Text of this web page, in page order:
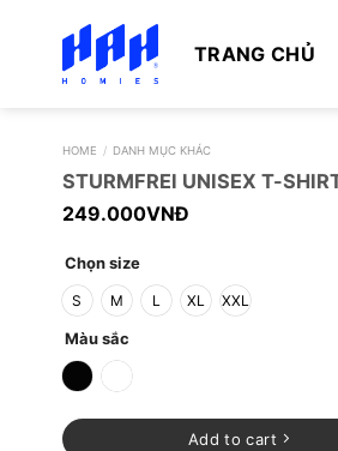
content
TRANG CHỦ
HOME / DANH MỤC KHÁC
STURMFREI UNISEX T-
249.000VNĐ
Chọn size
S M L XL XXL
Màu sắc
Add to cart